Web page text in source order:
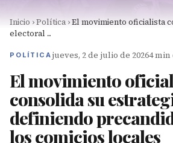
Inicio ›Política ›El movimiento oficialista
electoral ...
POLÍTICA jueves, 2 de julio de 20264
El movimiento
consolida su
definiendo
los comicios locales